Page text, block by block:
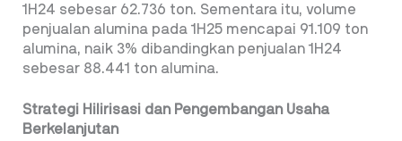
1H24 sebesar 62.736 ton. Sementara itu, volume
penjualan alumina pada 1H25 mencapai 91.109 ton
alumina, naik 3% dibandingkan penjualan 1H24
sebesar 88.441 ton alumina.
Strategi Hilirisasi dan Pengembangan Usaha
Berkelanjutan